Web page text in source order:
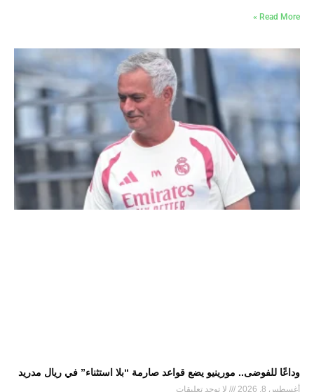
Read More »
وداعًا للفوضى.. مورينيو يضع قواعد صارمة “بلا استثناء” في ريال مدريد
أغسطس 8, 2026 لا توجد تعليقات